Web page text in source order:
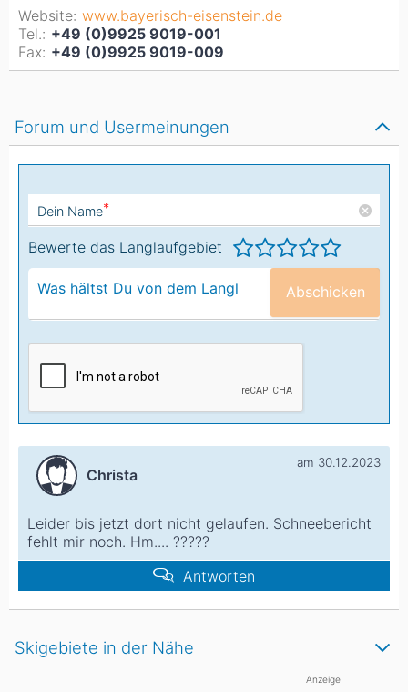
Website: www.bayerisch-eisenstein.de
Tel.: +49 (0)9925 9019-001
Fax: +49 (0)9925 9019-009
Forum und Usermeinungen
Dein Name*
Bewerte das Langlaufgebiet
Abschicken
Christa
am 30.12.2023
Leider bis jetzt dort nicht gelaufen. Schneebericht
fehlt mir noch. Hm.... ?????
Antworten
Skigebiete in der Nähe
Anzeige